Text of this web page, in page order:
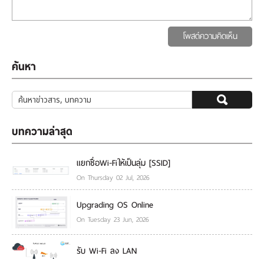
โพสต์ความคิดเห็น
ค้นหา
บทความล่าสุด
แยกชื่อWi-Fiให้เป็นลุ่ม [SSID]
On Thursday 02 Jul, 2026
Upgrading OS Online
On Tuesday 23 Jun, 2026
รับ Wi-Fi ลง LAN